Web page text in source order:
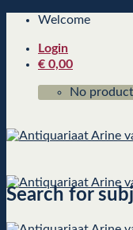
Skip
content
Welcome
Login
€ 0,00
No
Search for